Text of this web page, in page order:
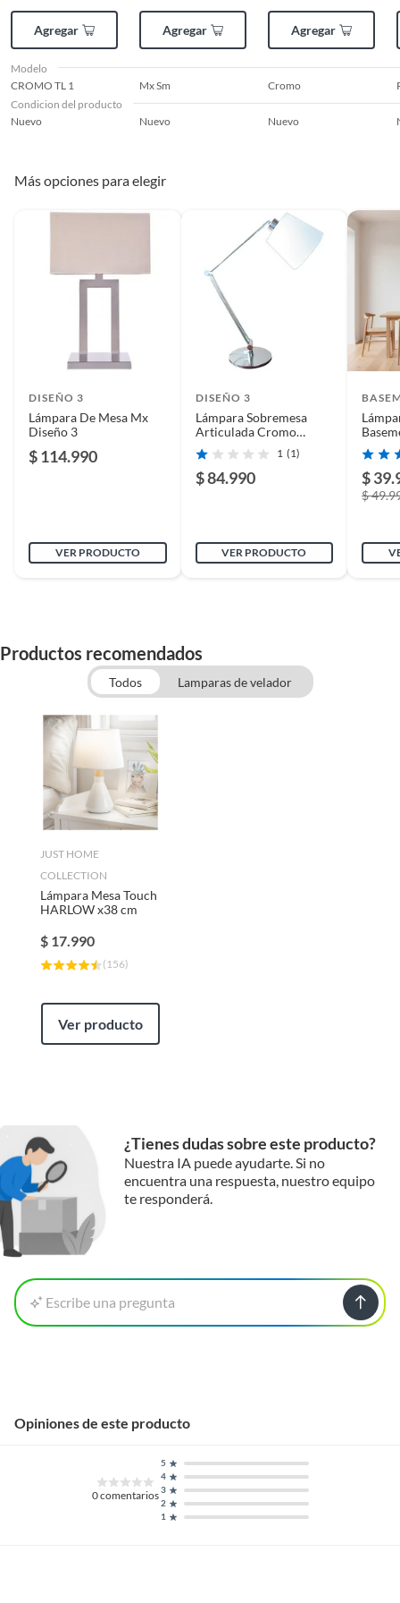
con alguna deficiencia, que sean comprados en esa condición a
un precio reducido.
vitaminas, entre otros análogos.
Pinturas de un color a solicitud.
Plantas.
Agregar Agregar Agregar
Modelo
CROMO TL 1
Mx Sm Cromo
Condicion del producto
Nuevo
Nuevo Nuevo
Más opciones para elegir
DISEÑO 3
Lámpara De Mesa Mx
Diseño 3
$ 114.990
VER PRODUCTO
DISEÑO 3
Lámpara Sobremesa
Articulada Cromo
Diseño 3
1 (1)
$ 84.990
VER PRODUCTO
$
$
Productos recomendados
Todos Lamparas de velador
JUST HOME
COLLECTION
Lámpara Mesa Touch
HARLOW x38 cm
$ 17.990
( 156)
Ver producto
¿Tienes dudas sobre este producto?
Nuestra IA puede ayudarte. Si no
encuentra una respuesta, nuestro equipo
te responderá.
Escribe una pregunta
Opiniones de este producto
0comentarios
1
2
3
4
5